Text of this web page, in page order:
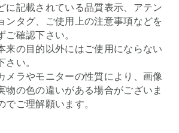
に記載されている品質表示、アテン
ンタグ、ご使用上の注意事項などを
ご確認下さい。
来の目的以外にはご使用にならない
さい。
メラやモニターの性質により、画像
物の色の違いがある場合がございま
でご理解願います。